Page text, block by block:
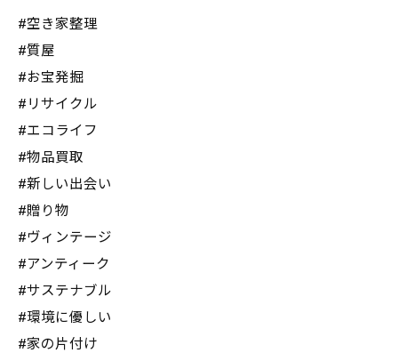
#空き家整理
#質屋
#お宝発掘
#リサイクル
#エコライフ
#物品買取
#新しい出会い
#贈り物
#ヴィンテージ
#アンティーク
#サステナブル
#環境に優しい
#家の片付け